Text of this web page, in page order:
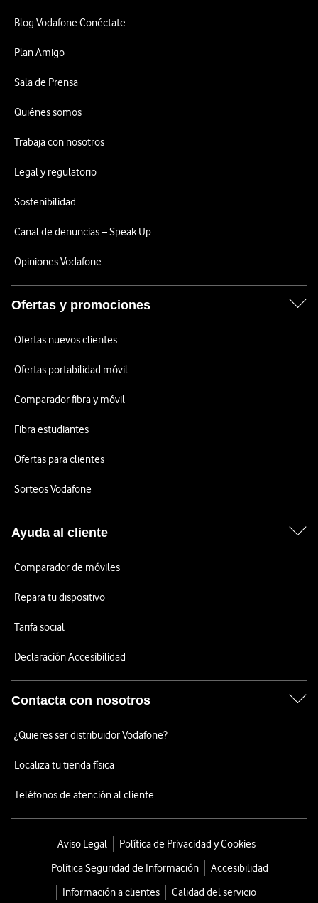
Blog Vodafone Conéctate
Plan Amigo
Sala de Prensa
Quiénes somos
Trabaja con nosotros
Legal y regulatorio
Sostenibilidad
Canal de denuncias – Speak Up
Opiniones Vodafone
Ofertas y promociones
Ofertas nuevos clientes
Ofertas portabilidad móvil
Comparador fibra y móvil
Fibra estudiantes
Ofertas para clientes
Sorteos Vodafone
Ayuda al cliente
Comparador de móviles
Repara tu dispositivo
Tarifa social
Declaración Accesibilidad
Contacta con nosotros
¿Quieres ser distribuidor Vodafone?
Localiza tu tienda física
Teléfonos de atención al cliente
Aviso Legal
Política de Privacidad y Cookies
Política Seguridad de Información
Accesibilidad
Información a clientes
Calidad del servicio